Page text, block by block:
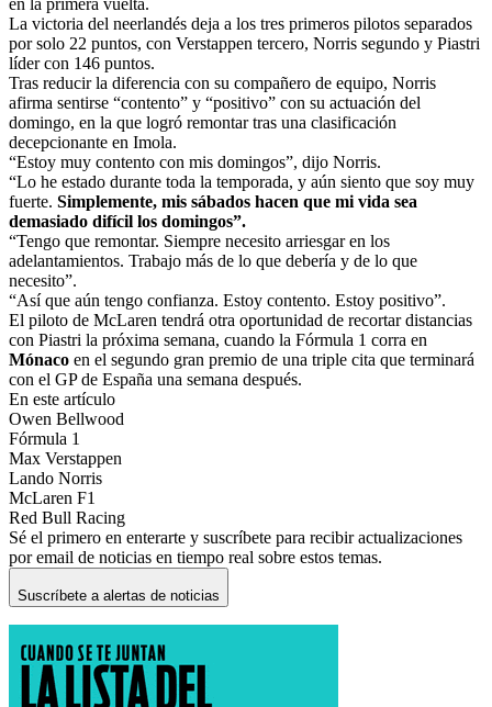
La victoria del neerlandés deja a los tres primeros pilotos separados
por solo 22 puntos, con Verstappen tercero, Norris segundo y Piastri
líder con 146 puntos.
Tras reducir la diferencia con su compañero de equipo, Norris
afirma sentirse “contento” y “positivo” con su actuación del
domingo, en la que logró remontar tras una clasificación
decepcionante en Imola.
“Estoy muy contento con mis domingos”, dijo Norris.
“Lo he estado durante toda la temporada, y aún siento que soy muy
fuerte. Simplemente, mis sábados hacen que mi vida sea
demasiado difícil los domingos”.
“Tengo que remontar. Siempre necesito arriesgar en los
adelantamientos. Trabajo más de lo que debería y de lo que
necesito”.
“Así que aún tengo confianza. Estoy contento. Estoy positivo”.
El piloto de McLaren tendrá otra oportunidad de recortar distancias
con Piastri la próxima semana, cuando la Fórmula 1 corra en
Mónaco en el segundo gran premio de una triple cita que terminará
con el GP de España una semana después.
En este artículo
Owen Bellwood
Fórmula 1
Max Verstappen
Lando Norris
McLaren F1
Red Bull Racing
Sé el primero en enterarte y suscríbete para recibir actualizaciones
por email de noticias en tiempo real sobre estos temas.
Suscríbete a alertas de noticias